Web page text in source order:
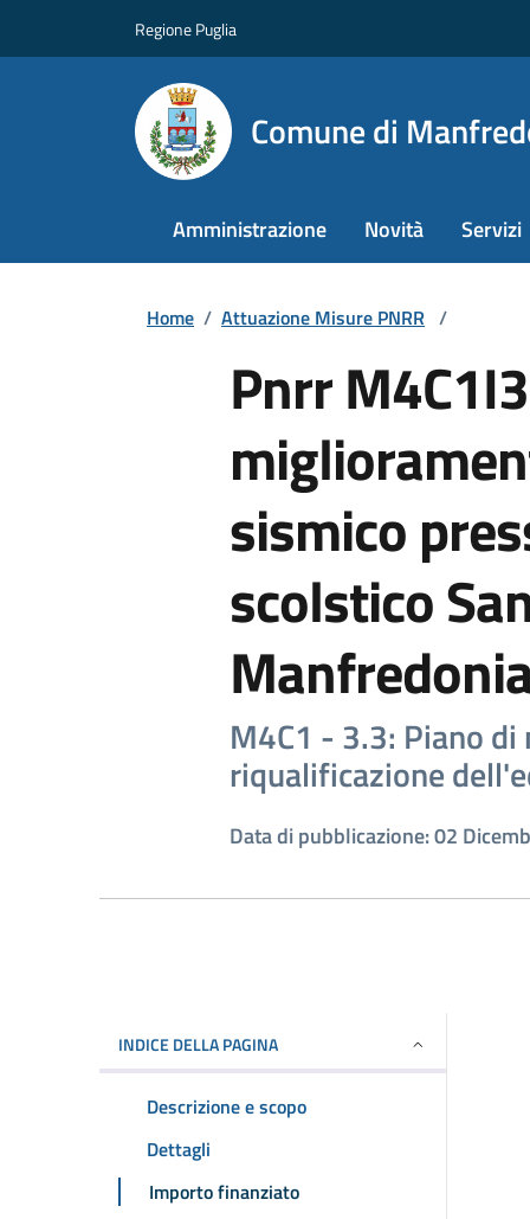
Regione Puglia
Comune di
Amministrazione Novità Servizi
Home / Attuazione Misure PNRR /
Pnrr
sismico
scolstico
M4C1 - 3.3: Piano di
riqualificazione
Data di pubblicazione: 02
INDICE DELLA PAGINA
Descrizione e scopo
Dettagli
Importo finanziato